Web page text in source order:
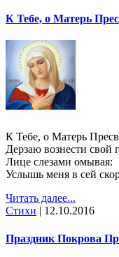
К Тебе, о Матерь
К Тебе, о Матерь
Дерзаю вознести свой
Лице слезами омывая:
Услышь меня в сей
Читать далее...
Стихи | 12.10.2016
Праздник Покрова